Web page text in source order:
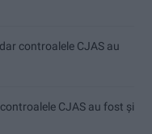
controalele CJAS au
CJAS au fost și